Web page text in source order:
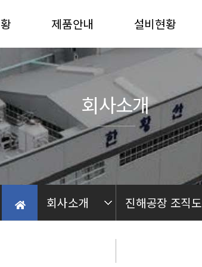
제품안내
자동차
농기계부품
후란
가공
설비현황
밀양 PLANT
가공 PLANT
Quality Control
Process Line
회사소개 진해공장 조직도
회사소개